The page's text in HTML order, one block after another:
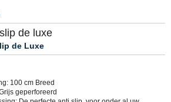
de luxe
de Luxe
100 cm Breed
geperforeerd